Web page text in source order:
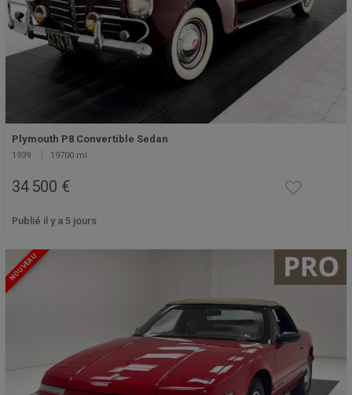
Plymouth P8 Convertible Sedan
1939 19700 mi
34 500 €
Publié il y a 5 jours
NOUVEAU